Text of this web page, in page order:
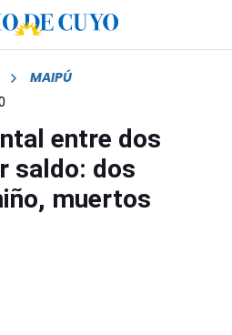
MAIPÚ
entre dos
saldo: dos
muertos